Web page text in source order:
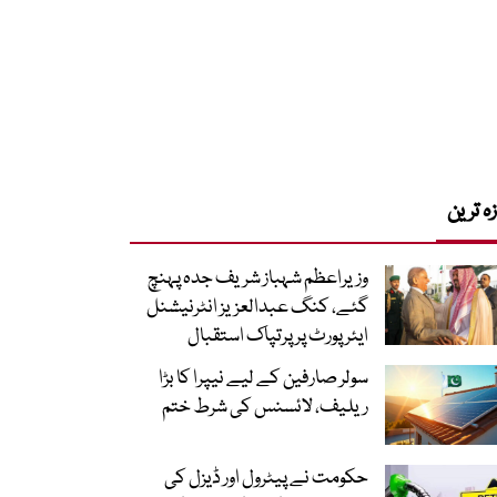
ترین
وزیراعظم شہباز شریف جدہ پہنچ
گئے، کنگ عبدالعزیز انٹرنیشنل
ایئر پورٹ پر پرتپاک استقبال
سولر صارفین کے لیے نیپرا کا بڑا
ریلیف، لائسنس کی شرط ختم
حکومت نے پیٹرول اور ڈیزل کی